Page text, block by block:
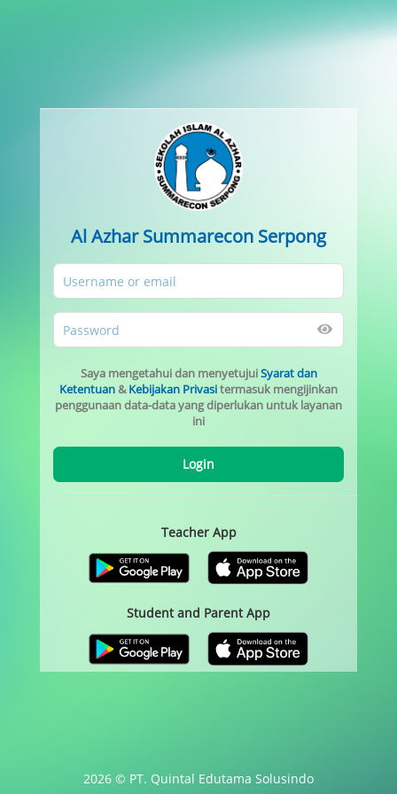
Al Azhar Summarecon Serpong
Saya mengetahui dan menyetujuiSyarat dan
Ketentuan&Kebijakan Privasitermasuk mengijinkan
penggunaan data-data yang diperlukan untuk layanan
ini
Login
Teacher App
Student and Parent App
2026 © PT. Quintal Edutama Solusindo